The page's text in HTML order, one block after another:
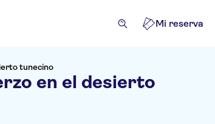
Mi reserva
tunecino
en el desierto